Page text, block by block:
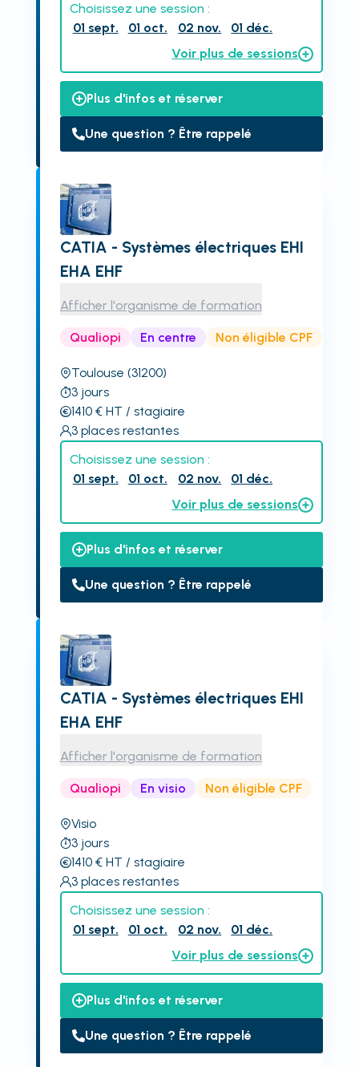
Choisissez une session :
01 sept.
01 oct. 02 nov.
01 déc.
Voir plus de sessions
Plus d'infos et réserver
Une question ? Être rappelé
CATIA - Systèmes électriques EHI
EHA EHF
Afficher l'organisme de formation
Qualiopi En centre Non éligible CPF
Toulouse (31200)
3 jours
1410€ HT / stagiaire
3 places restantes
Choisissez une session :
01 sept.
01 oct. 02 nov.
01 déc.
Voir plus de sessions
Plus d'infos et réserver
Une question ? Être rappelé
CATIA - Systèmes électriques EHI
EHA EHF
Afficher l'organisme de formation
Qualiopi En visio Non éligible CPF
Visio
3 jours
1410€ HT / stagiaire
3 places restantes
Choisissez une session :
01 sept.
01 oct. 02 nov.
01 déc.
Voir plus de sessions
Plus d'infos et réserver
Une question ? Être rappelé